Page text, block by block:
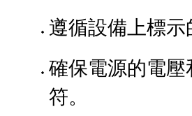
遵循設備上標
確保電源的電
符。